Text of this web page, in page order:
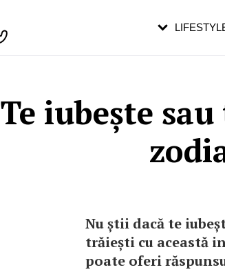
Te iubește
Nu știi dacă te
trăiești cu această
poate oferi
pe măsură ce înaintezi în vârstă